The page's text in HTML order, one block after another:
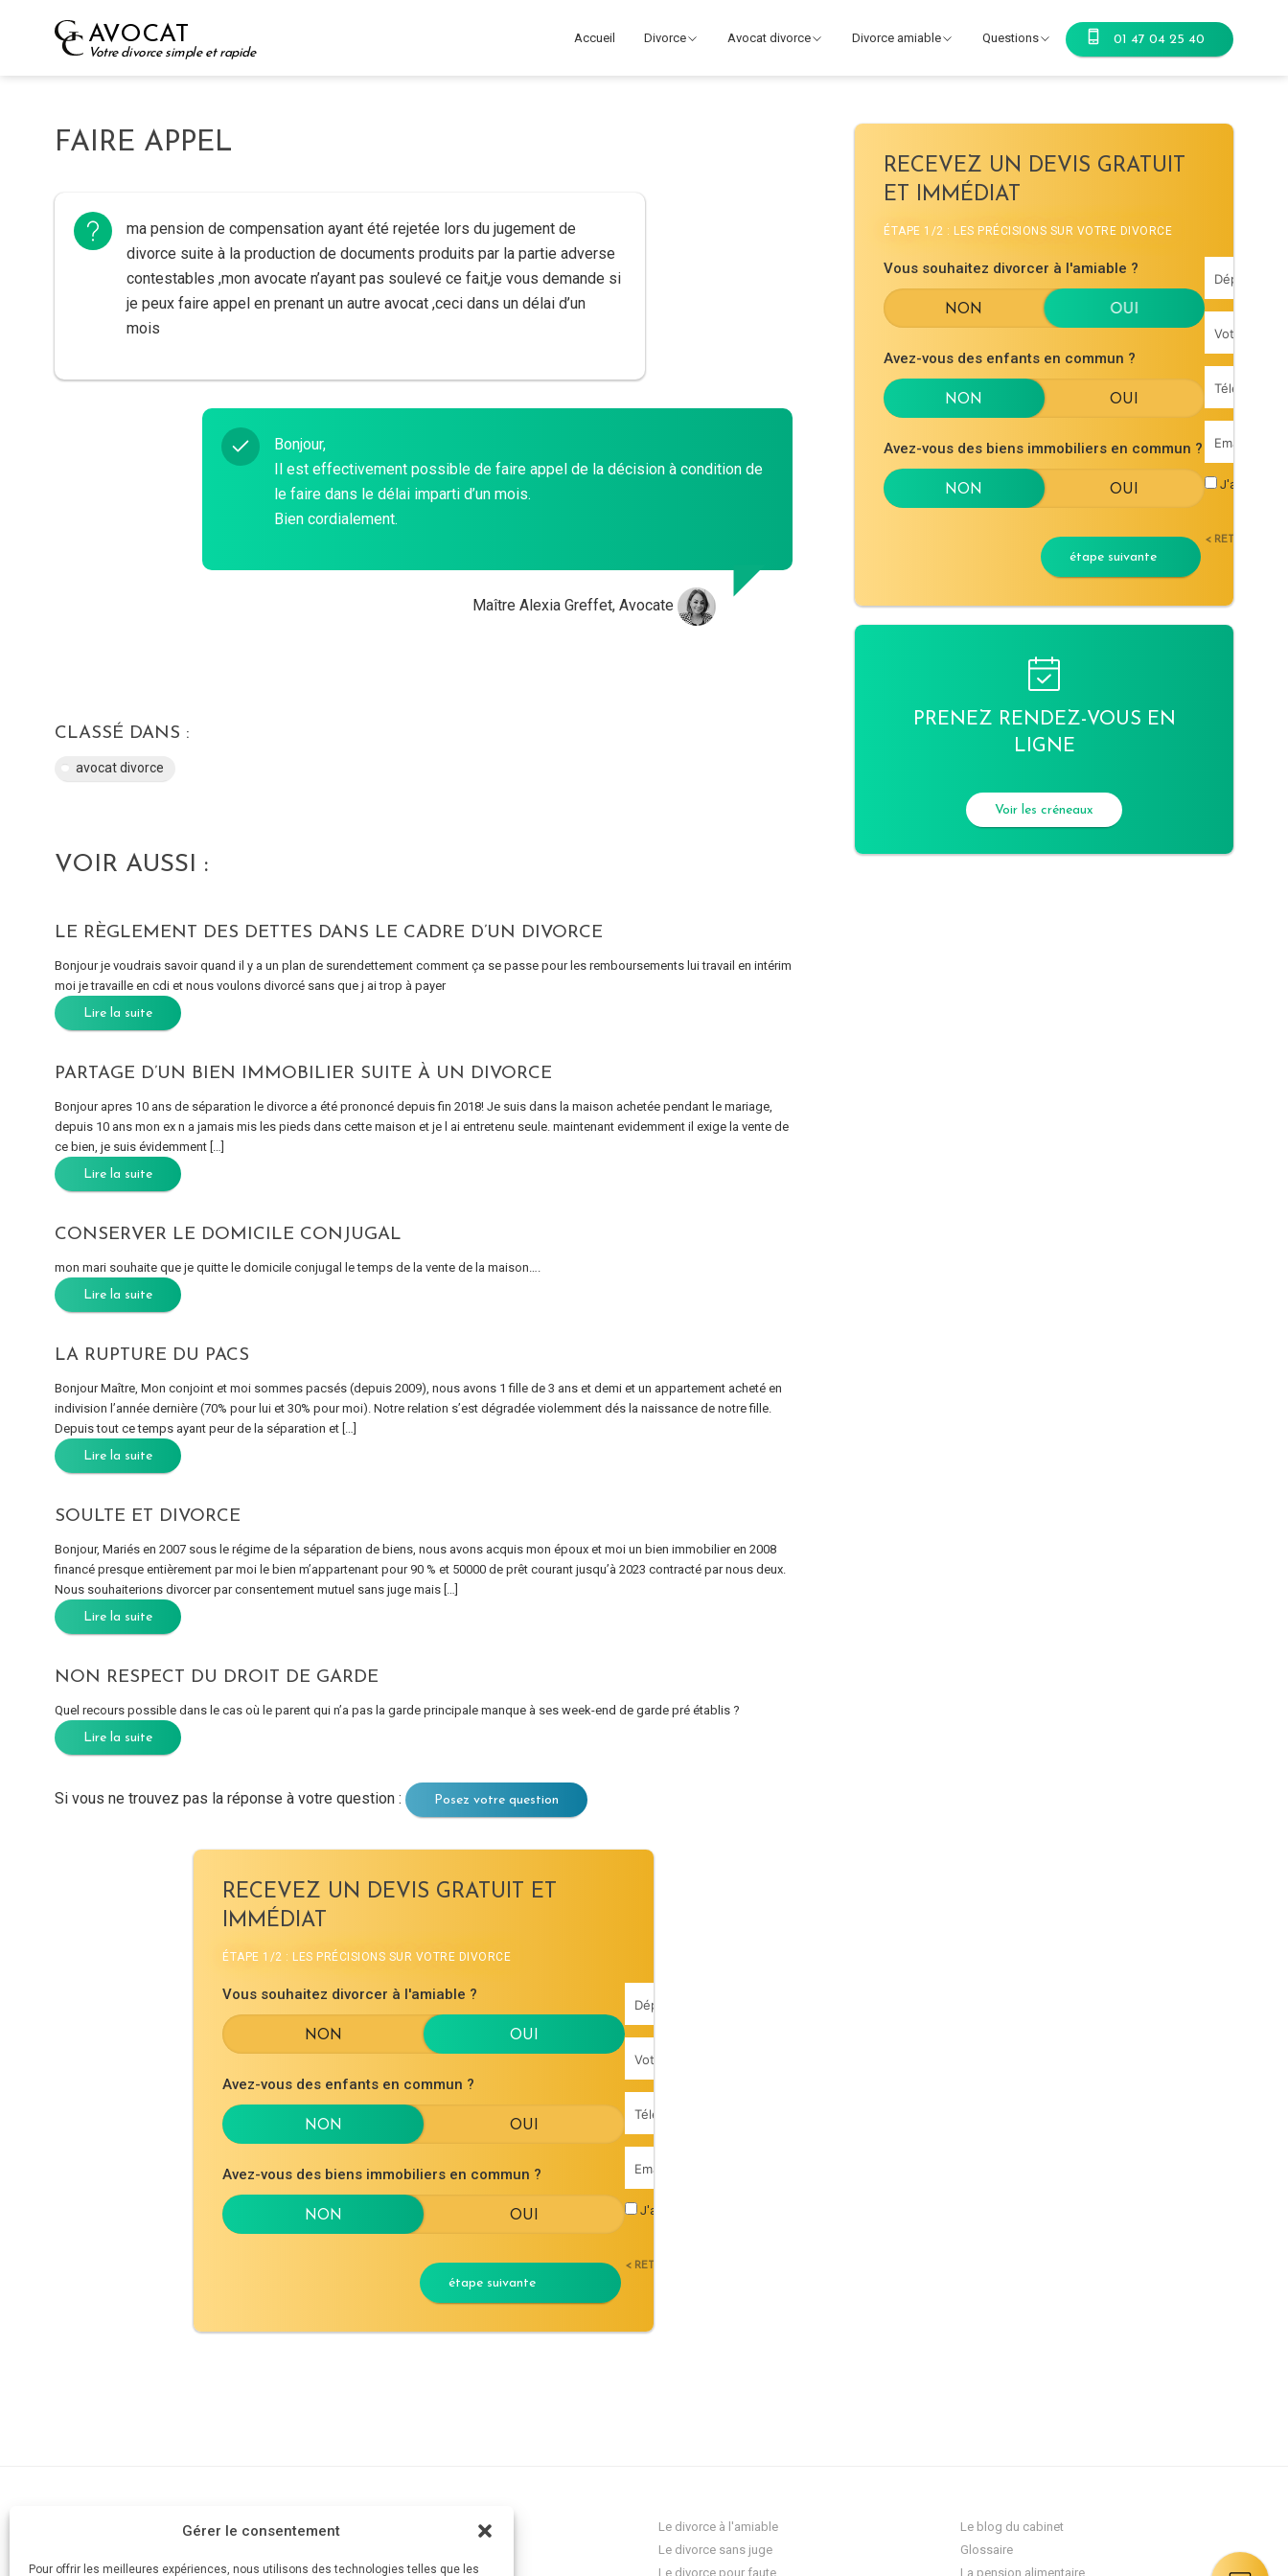
Gérer le consentement
Pour offrir les meilleures expériences, nous utilisons des technologies telles que les
AVOCAT
Votre divorce simple et rapide
Accueil Divorce Avocat divorce Divorce amiable Questions 01 47 04 25 40
FAIRE APPEL
ma pension de compensation ayant été rejetée lors du jugement de
divorce suite à la production de documents produits par la partie adverse
contestables ,mon avocate n’ayant pas soulevé ce fait,je vous demande si
je peux faire appel en prenant un autre avocat ,ceci dans un délai d’un
mois
Bonjour,
Il est effectivement possible de faire appel de la décision à condition de
le faire dans le délai imparti d’un mois.
Bien cordialement.
Maître Alexia Greffet, Avocate
CLASSÉ DANS :
avocat divorce
VOIR AUSSI :
LE RÈGLEMENT DES DETTES DANS LE CADRE D’UN DIVORCE
Bonjour je voudrais savoir quand il y a un plan de surendettement comment ça se passe pour les remboursements lui travail en intérim
moi je travaille en cdi et nous voulons divorcé sans que j ai trop à payer
Lire la suite
PARTAGE D’UN BIEN IMMOBILIER SUITE À UN DIVORCE
Bonjour apres 10 ans de séparation le divorce a été prononcé depuis fin 2018! Je suis dans la maison achetée pendant le mariage,
depuis 10 ans mon ex n a jamais mis les pieds dans cette maison et je l ai entretenu seule. maintenant evidemment il exige la vente de
ce bien, je suis évidemment […]
Lire la suite
CONSERVER LE DOMICILE CONJUGAL
mon mari souhaite que je quitte le domicile conjugal le temps de la vente de la maison….
Lire la suite
LA RUPTURE DU PACS
Bonjour Maître, Mon conjoint et moi sommes pacsés (depuis 2009), nous avons 1 fille de 3 ans et demi et un appartement acheté en
indivision l’année dernière (70% pour lui et 30% pour moi). Notre relation s’est dégradée violemment dés la naissance de notre fille.
Depuis tout ce temps ayant peur de la séparation et […]
Lire la suite
SOULTE ET DIVORCE
Bonjour, Mariés en 2007 sous le régime de la séparation de biens, nous avons acquis mon époux et moi un bien immobilier en 2008
financé presque entièrement par moi le bien m’appartenant pour 90 % et 50000 de prêt courant jusqu’à 2023 contracté par nous deux.
Nous souhaiterions divorcer par consentement mutuel sans juge mais […]
Lire la suite
NON RESPECT DU DROIT DE GARDE
Quel recours possible dans le cas où le parent qui n’a pas la garde principale manque à ses week-end de garde pré établis ?
Lire la suite
Si vous ne trouvez pas la réponse à votre question : Posez votre question
RECEVEZ UN DEVIS GRATUIT ET
IMMÉDIAT
ÉTAPE 1/2 : LES PRÉCISIONS SUR VOTRE DIVORCE
Vous souhaitez divorcer à l'amiable ?
Avez-vous des enfants en commun ?
Avez-vous des biens immobiliers en commun ?
étape suivante
J'accepte les
< RETOUR
RECEVEZ UN DEVIS GRATUIT
ET IMMÉDIAT
ÉTAPE 1/2 : LES PRÉCISIONS SUR VOTRE DIVORCE
Vous souhaitez divorcer à l'amiable ?
Avez-vous des enfants en commun ?
Avez-vous des biens immobiliers en commun ?
étape suivante
J'accepte
< RETOUR
PRENEZ RENDEZ-VOUS EN
LIGNE
Voir les créneaux
AVOCAT
Cabinet d'avocat Divorce
Mes honoraires
Le divorce à l'amiable
Le divorce sans juge
Le divorce pour faute
Le blog du cabinet
Glossaire
La pension alimentaire